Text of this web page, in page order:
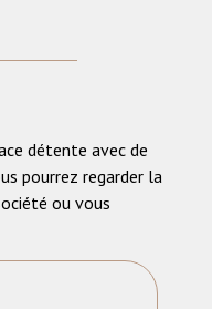
détente avec de
pourrez regarder la
ou vous